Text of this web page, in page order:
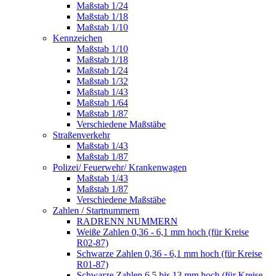
Maßstab 1/24
Maßstab 1/18
Maßstab 1/10
Kennzeichen
Maßstab 1/10
Maßstab 1/18
Maßstab 1/24
Maßstab 1/32
Maßstab 1/43
Maßstab 1/64
Maßstab 1/87
Verschiedene Maßstäbe
Straßenverkehr
Maßstab 1/43
Maßstab 1/87
Polizei/ Feuerwehr/ Krankenwagen
Maßstab 1/43
Maßstab 1/87
Verschiedene Maßstäbe
Zahlen / Startnummern
RADRENN NUMMERN
Weiße Zahlen 0,36 - 6,1 mm hoch (für Kreise
R02-87)
Schwarze Zahlen 0,36 - 6,1 mm hoch (für Kreise
R01-87)